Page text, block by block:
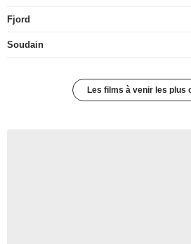
Fjord
Soudain
Les films à venir les plus